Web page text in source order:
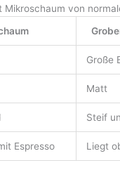
Mikroschaum von
Große
Matt
Steif
Espresso Liegt